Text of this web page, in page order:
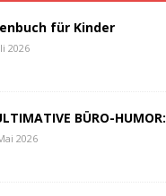
für Kinder
2026
BÜRO-HUMOR:
2026